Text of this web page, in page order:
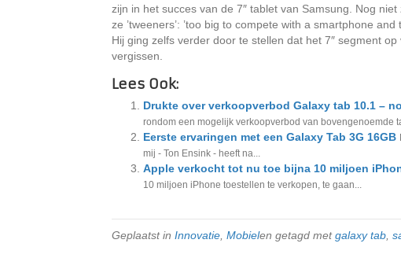
zijn in het succes van de 7″ tablet van Samsung. Nog
ze ’tweeners’: ’too big to compete with a smartphone
Hij ging zelfs verder door te stellen dat het 7″ segment
vergissen.
Lees Ook:
Drukte over verkoopverbod Galaxy tab 10.1 –
rondom een mogelijk verkoopverbod van bovengenoemde
Eerste ervaringen met een Galaxy Tab 3G 16GB
mij - Ton Ensink - heeft na...
Apple verkocht tot nu toe bijna 10 miljoen
10 miljoen iPhone toestellen te verkopen, te gaan...
Geplaatst in Innovatie Mobielen getagd metgalaxy tab